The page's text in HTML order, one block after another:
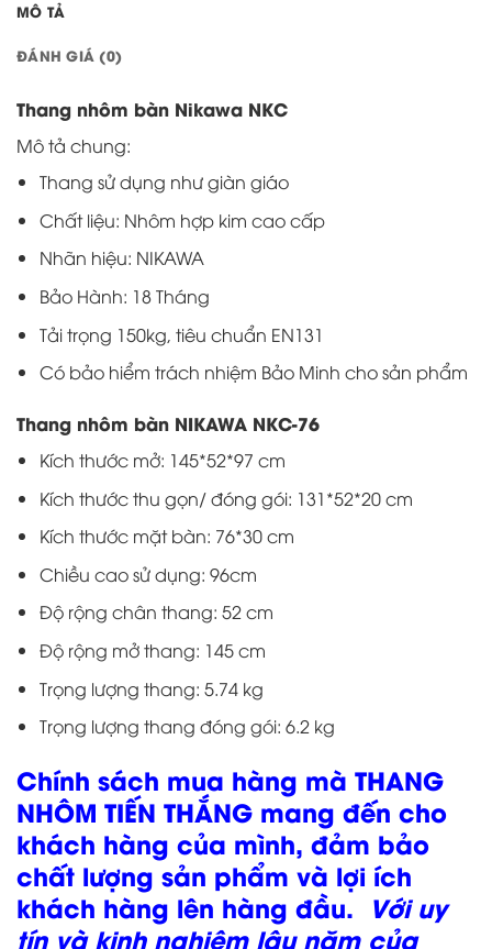
MÔ TẢ
ĐÁNH GIÁ (0)
Thang nhôm bàn Nikawa NKC
Mô tả chung:
Thang sử dụng như giàn giáo
Chất liệu: Nhôm hợp kim cao cấp
Nhãn hiệu: NIKAWA
Bảo Hành: 18 Tháng
Tải trọng 150kg, tiêu chuẩn EN131
Có bảo hiểm trách nhiệm Bảo Minh cho sản phẩm
Thang nhôm bàn NIKAWA NKC-76
Kích thước mở: 145*52*97 cm
Kích thước thu gọn/ đóng gói: 131*52*20 cm
Kích thước mặt bàn: 76*30 cm
Chiều cao sử dụng: 96cm
Độ rộng chân thang: 52 cm
Độ rộng mở thang: 145 cm
Trọng lượng thang: 5.74 kg
Trọng lượng thang đóng gói: 6.2 kg
Chính sách mua hàng mà THANG
NHÔM TIẾN THẮNG mang đến cho
khách hàng của mình, đảm bảo
chất lượng sản phẩm và lợi ích
khách hàng lên hàng đầu. Với uy
tín và kinh nghiệm lâu năm của